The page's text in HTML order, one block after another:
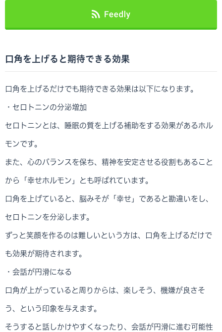
口角を上げると期待できる効果
口角を上げるだけでも期待できる効果は以下になります。
・セロトニンの分泌増加
セロトニンとは、睡眠の質を上げる補助をする効果があるホル
モンです。
また、心のバランスを保ち、精神を安定させる役割もあること
から「幸せホルモン」とも呼ばれています。
口角を上げていると、脳みそが「幸せ」であると勘違いをし、
セロトニンを分泌します。
ずっと笑顔を作るのは難しいという方は、口角を上げるだけで
も効果が期待されます。
・会話が円滑になる
口角が上がっていると周りからは、楽しそう、機嫌が良さそ
う、という印象を与えます。
そうすると話しかけやすくなったり、会話が円滑に進む可能性